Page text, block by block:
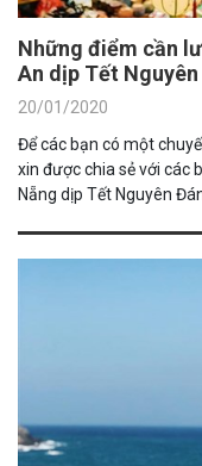
Những điểm cần
An dịp Tết
20/01/2020
Để các bạn có một
xin được chia sẻ với các
Nẵng dịp Tết Nguyên